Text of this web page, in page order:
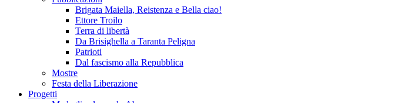
Brigata Maiella, Reistenza e Bella ciao!
Ettore Troilo
Terra di libertà
Da Brisighella a Taranta Peligna
Patrioti
Dal fascismo alla Repubblica
Mostre
Festa della Liberazione
Progetti